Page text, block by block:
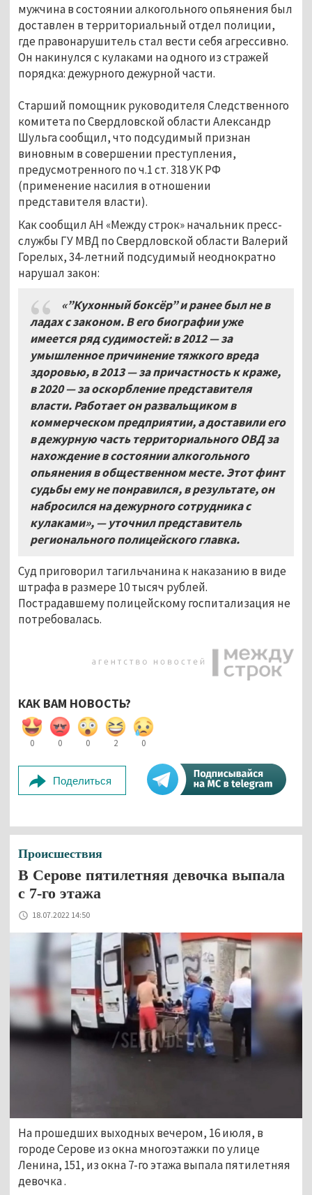
мужчина в состоянии алкогольного опьянения был
доставлен в территориальный отдел полиции,
где правонарушитель стал вести себя агрессивно.
Он накинулся с кулаками на одного из стражей
порядка: дежурного дежурной части.
Старший помощник руководителя Следственного
комитета по Свердловской области Александр
Шульга сообщил, что подсудимый признан
виновным в совершении преступления,
предусмотренного по ч.1 ст. 318 УК РФ
(применение насилия в отношении
представителя власти).
Как сообщил АН «Между строк» начальник пресс-
службы ГУ МВД по Свердловской области Валерий
Горелых, 34-летний подсудимый неоднократно
нарушал закон:
«”Кухонный боксёр” и ранее был не в
ладах с законом. В его биографии уже
имеется ряд судимостей: в 2012—за
умышленное причинение тяжкого вреда
здоровью, в 2013—за причастность к краже,
в 2020—за оскорбление представителя
власти. Работает он развальщиком в
коммерческом предприятии, а доставили его
в дежурную часть территориального ОВД за
нахождение в состоянии алкогольного
опьянения в общественном месте. Этот финт
судьбы ему не понравился, в результате, он
набросился на дежурного сотрудника с
кулаками», — уточнил представитель
регионального полицейского главка.
Суд приговорил тагильчанина к наказанию в виде
штрафа в размере 10 тысяч рублей.
Пострадавшему полицейскому госпитализация не
потребовалась.
КАК ВАМ НОВОСТЬ?
0 0 0 2 0
Поделиться
Происшествия
В Серове пятилетняя девочка выпала
с 7-го этажа
18.07.2022 14:50
На прошедших выходных вечером, 16 июля, в
городе Серове из окна многоэтажки по улице
Ленина, 151, из окна 7-го этажа выпала пятилетняя
девочка .